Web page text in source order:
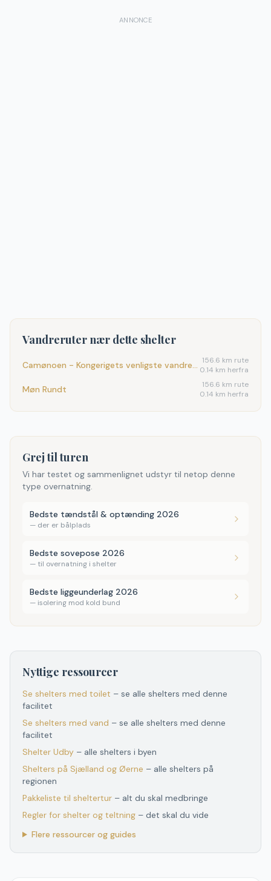
ANNONCE
Vandreruter nær dette shelter
Camønoen - Kongerigets venligste vandrerute 156.6 km rute
0.14 km herfra
Møn Rundt 156.6 km rute
0.14 km herfra
Grej til turen
Vi har testet og sammenlignet udstyr til netop denne
type overnatning.
Bedste tændstål & optænding 2026
— der er bålplads
Bedste sovepose 2026
— til overnatning i shelter
Bedste liggeunderlag 2026
— isolering mod kold bund
Nyttige ressourcer
Se shelters med toilet – se alle shelters med denne
facilitet
Se shelters med vand – se alle shelters med denne
facilitet
Shelter Udby – alle shelters i byen
Shelters på Sjælland og Øerne – alle shelters på
regionen
Pakkeliste til sheltertur – alt du skal medbringe
Regler for shelter og teltning – det skal du vide
Flere ressourcer og guides